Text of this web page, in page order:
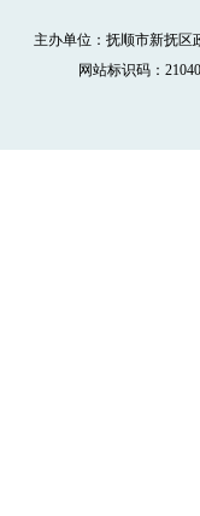
主办单位：抚顺市新抚
网站标识码：